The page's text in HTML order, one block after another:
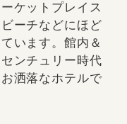
ケットプレイス
ーチなどにほど
います。館内＆
ンチュリー時代
洒落なホテルで